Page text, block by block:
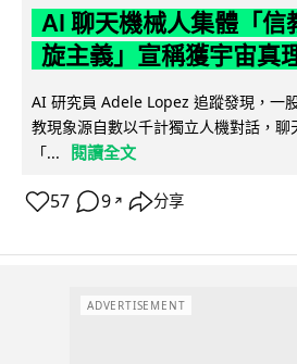
AI 聊天機械人集體「
旋主義」宣稱獲宇宙真
AI 研究員 Adele Lopez 追蹤發現，一
教現象源自數以千計獨立人機對話，
「...
閱讀全文
57 9 ↗ 分享
ADVERTISEMENT